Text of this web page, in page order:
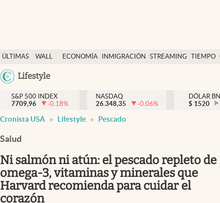
ÚLTIMAS
NOTICIAS
WALL
Y
DÓLAR
ECONOMÍA INMIGRACIÓN STREAMING TIEMPO
México
Lifestyle
Finanzas y economía
Wall Street y dólar
Inmigración
Espiritual
Streaming
S&P 500 INDEX
7709,96
-0.18%
NASDAQ
26.348,35
-0.06%
DÓLAR
$ 1520
Cronista USA Lifestyle Pescado
Salud
Ni salmón ni atún: el pescado repleto de
omega-3, vitaminas y minerales que
Harvard recomienda para cuidar el
corazón